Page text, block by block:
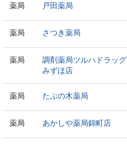
薬局 戸田薬局
薬局 さつき薬局
薬局
調剤薬局ツルハドラッグ
みずほ店
薬局 たぶの木薬局
薬局 あかしや薬局錦町店